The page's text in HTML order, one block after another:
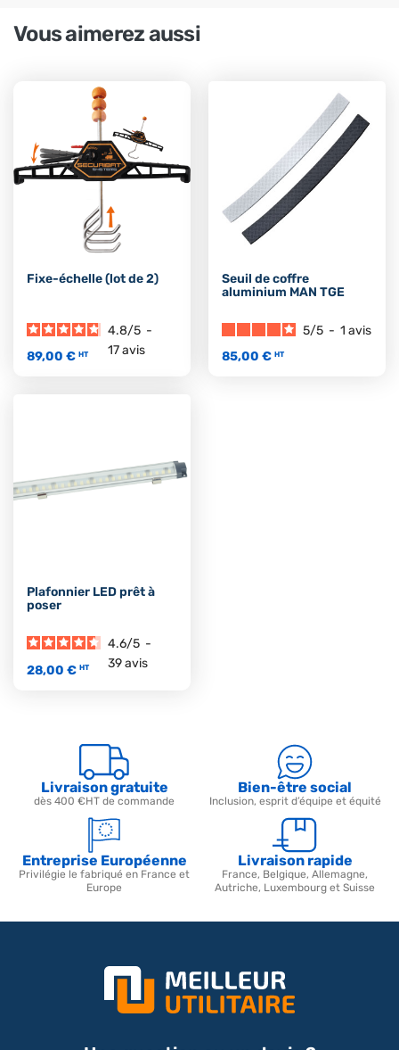
Vous aimerez aussi
Fixe-échelle (lot de 2)
4.8/5 -
17avis
89,00 € HT
Seuil de coffre
aluminium MAN TGE
5/5 - 1 avis
85,00 € HT
Plafonnier LED prêt à
poser
4.6/5 -
39avis
28,00 € HT
Livraison gratuite
dès 400 €HT de commande
Bien-être social
Inclusion, esprit d’équipe et équité
Entreprise Européenne
Privilégie le fabriqué en France et
Europe
Livraison rapide
France, Belgique, Allemagne,
Autriche, Luxembourg et Suisse